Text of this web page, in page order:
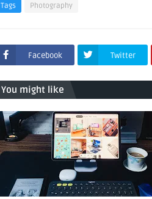
Tags Photography
Facebook Twitter
You might like